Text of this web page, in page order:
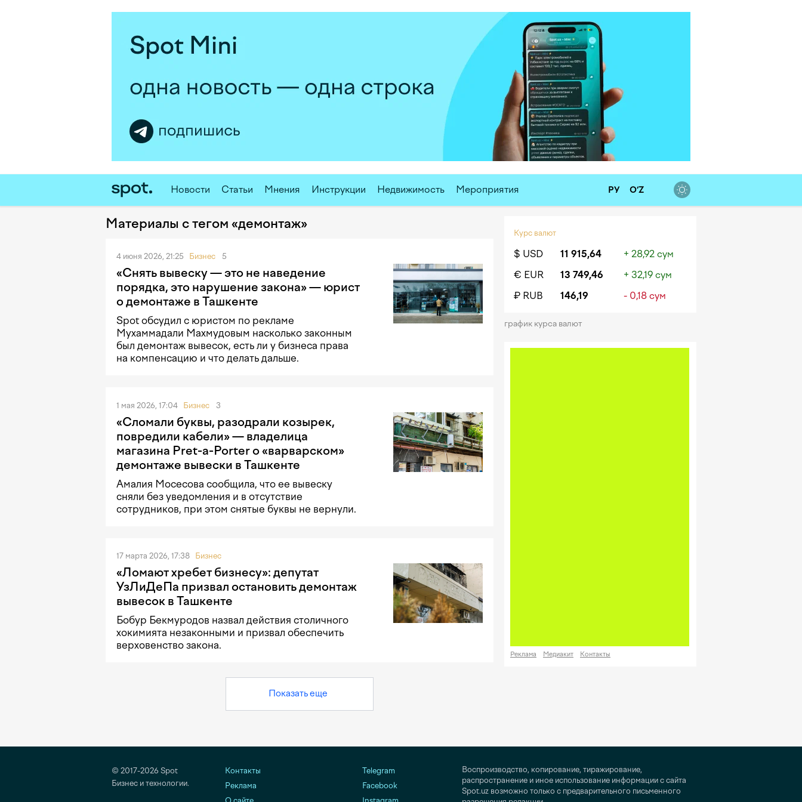
Новости Статьи Мнения Инструкции Недвижимость Мероприятия РУ O‘Z
Материалы с тегом «демонтаж»
4 июня 2026, 21:25 Бизнес 5
«Снять вывеску — это не наведение
порядка, это нарушение закона» — юрист
о демонтаже в Ташкенте
Spot обсудил с юристом по рекламе
Мухаммадали Махмудовым насколько законным
был демонтаж вывесок, есть ли у бизнеса права
на компенсацию и что делать дальше.
1 мая 2026, 17:04 Бизнес 3
«Сломали буквы, разодрали козырек,
повредили кабели» — владелица
магазина Pret-a-Porter о «варварском»
демонтаже вывески в Ташкенте
Амалия Мосесова сообщила, что ее вывеску
сняли без уведомления и в отсутствие
сотрудников, при этом снятые буквы не вернули.
17 марта 2026, 17:38 Бизнес
«Ломают хребет бизнесу»: депутат
УзЛиДеПа призвал остановить демонтаж
вывесок в Ташкенте
Бобур Бекмуродов назвал действия столичного
хокимията незаконными и призвал обеспечить
верховенство закона.
Показать еще
Курс валют
$ USD 11 915,64
+ 28,92 сум
€ EUR
13 749,46
+ 32,19 сум
₽ RUB
146,19 - 0,18 сум
график курса валют
Реклама Медиакит Контакты
© 2017-2026 Spot
Бизнес и технологии.
Контакты
Реклама
Telegram
Facebook
Воспроизводство, копирование, тиражирование,
распространение и иное использование информации с сайта
Spot.uz возможно только с предварительного письменного